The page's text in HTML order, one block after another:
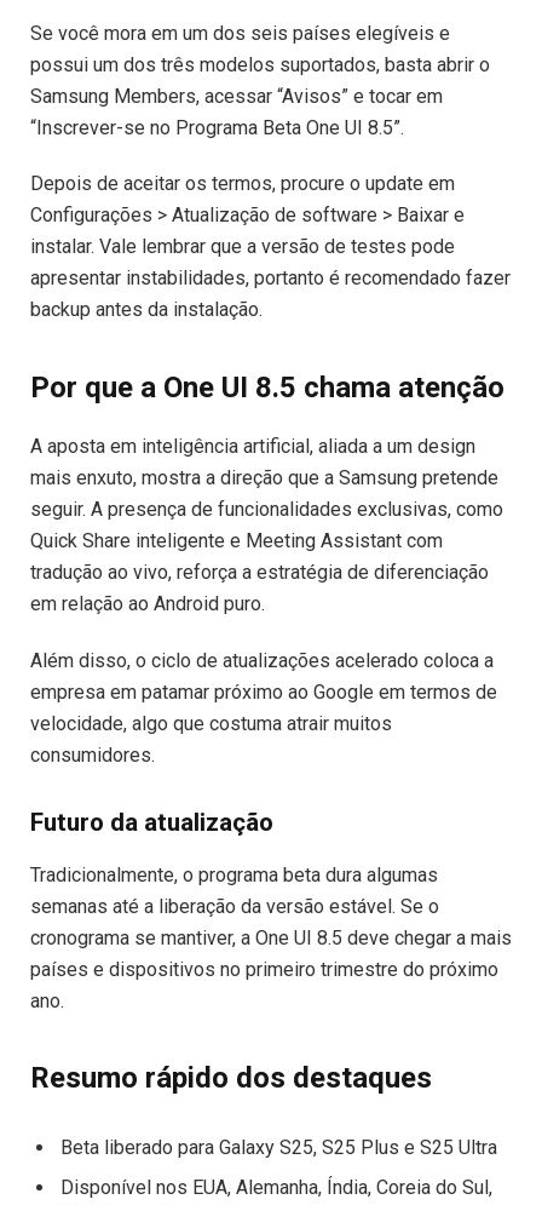
Se você mora em um dos seis países elegíveis e
possui um dos três modelos suportados, basta abrir o
Samsung Members, acessar “Avisos” e tocar em
“Inscrever-se no Programa Beta One UI 8.5”.
Depois de aceitar os termos, procure o update em
Configurações > Atualização de software > Baixar e
instalar. Vale lembrar que a versão de testes pode
apresentar instabilidades, portanto é recomendado fazer
backup antes da instalação.
Por que a One UI 8.5 chama atenção
A aposta em inteligência artificial, aliada a um design
mais enxuto, mostra a direção que a Samsung pretende
seguir. A presença de funcionalidades exclusivas, como
Quick Share inteligente e Meeting Assistant com
tradução ao vivo, reforça a estratégia de diferenciação
em relação ao Android puro.
Além disso, o ciclo de atualizações acelerado coloca a
empresa em patamar próximo ao Google em termos de
velocidade, algo que costuma atrair muitos
consumidores.
Futuro da atualização
Tradicionalmente, o programa beta dura algumas
semanas até a liberação da versão estável. Se o
cronograma se mantiver, a One UI 8.5 deve chegar a mais
países e dispositivos no primeiro trimestre do próximo
ano.
Resumo rápido dos destaques
Beta liberado para Galaxy S25, S25 Plus e S25 Ultra
Disponível nos EUA, Alemanha, Índia, Coreia do Sul,